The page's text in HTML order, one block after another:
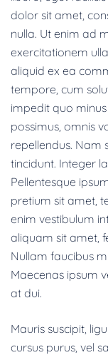
dolor sit amet,
nulla. Ut enim ad
exercitationem
aliquid ex ea
tempore, cum
impedit quo
possimus, omnis
repellendus. Nam
tincidunt. Integer
Pellentesque
pretium sit amet,
enim vestibulum
aliquam sit amet,
Nullam faucibus
Maecenas ipsum
at dui.
Mauris suscipit,
cursus purus, vel